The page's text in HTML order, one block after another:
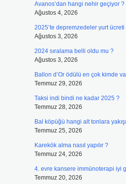
Avanos’dan hangi nehir geçiyor ?
Ağustos 4, 2026
2025’te depremzedeler yurt
Ağustos 3, 2026
2024 sıralama belli oldu mu ?
Ağustos 3, 2026
Ballon d’Or ödülü en çok kimde
Temmuz 29, 2026
Taksi indi bindi ne kadar 2025 ?
Temmuz 28, 2026
Bal köpüğü hangi alt tonlara
Temmuz 25, 2026
Karekök alma nasıl yapılır ?
Temmuz 24, 2026
4. evre kansere immünoterapi iyi
Temmuz 20, 2026